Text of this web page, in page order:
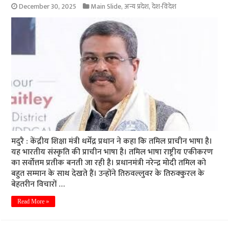
December 30, 2025 Main Slide,अन्य प्रदेश,देश-विदेश
मदुरै : केंद्रीय शिक्षा मंत्री धर्मेंद्र प्रधान ने कहा कि तमिल प्राचीन भाषा है।
यह भारतीय संस्कृति की प्राचीन भाषा है। तमिल भाषा राष्ट्रीय एकीकरण
का सर्वोत्तम प्रतीक बनती जा रही है। प्रधानमंत्री नरेन्द्र मोदी तमिल को
बहुत सम्मान के साथ देखते हैं। उन्होंने तिरुवल्लुवर के तिरुक्कुरल के
बेहतरीन विचारों …
Read More »